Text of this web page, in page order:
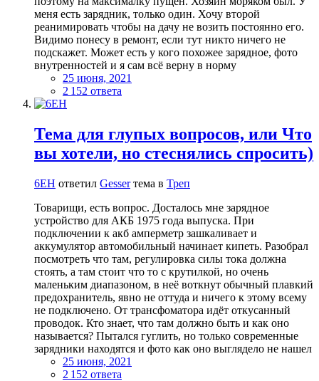
меня есть зарядник, только один. Хочу второй
реанимировать чтобы на дачу не возить постоянно его.
Видимо понесу в ремонт, если тут никто ничего не
подскажет. Может есть у кого похожее зарядное, фото
внутренностей и я сам всё верну в норму
25 июня, 2021
2 152 ответа
Тема для глупых вопросов, или Что
вы хотели, но стеснялись спросить)
6EH ответил Gesserтема в Треп
Товарищи, есть вопрос. Досталось мне зарядное
устройство для АКБ 1975 года выпуска. При
подключении к акб амперметр зашкаливает и
аккумулятор автомобильный начинает кипеть. Разобрал
посмотреть что там, регулировка силы тока должна
стоять, а там стоит что то с крутилкой, но очень
маленьким диапазоном, в неё воткнут обычный плавкий
предохранитель, явно не оттуда и ничего к этому всему
не подключено. От трансфоматора идёт откусанный
проводок. Кто знает, что там должно быть и как оно
называется? Пытался гуглить, но только современные
зарядники находятся и фото как оно выглядело не нашел
25 июня, 2021
2 152 ответа